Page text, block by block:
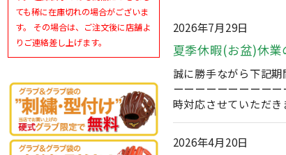
2026年7月29日
夏季休暇(お盆)休業
誠に勝手ながら下記
ーーーーーーーーー
時対応させていただき
2026年4月20日
ても稀に在庫切れの場合がございま
す。 その場合は、ご注文後に店舗よ
りご連絡差し上げます。